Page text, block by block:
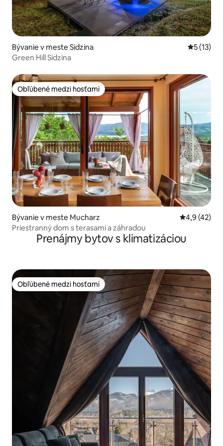
Bývanie v meste Sidzina
5 (13)
Green Hill Sidzina
Obľúbené medzi hosťami
Obľúbené medzi hosťami
Bývanie v meste Mucharz Priemerné
4,9 (42)
Priestranný dom s terasami a záhradou
Prenájmy bytov s klimatizáciou
Obľúbené medzi hosťami
Obľúbené medzi hosťami